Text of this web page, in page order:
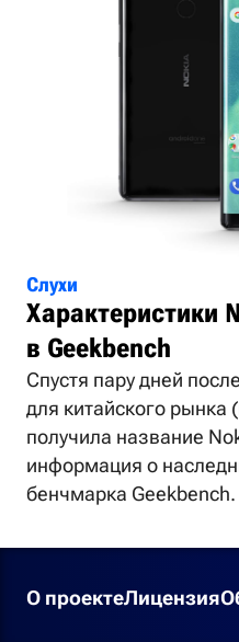
Слухи
Характеристики
в Geekbench
Спустя пару дней
для китайского
получила название
информация о
бенчмарка Geekbench.
О проектеЛицензия